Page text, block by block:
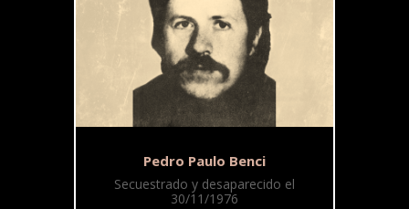
Pedro Paulo Benci
Secuestrado y desaparecido el
30/11/1976